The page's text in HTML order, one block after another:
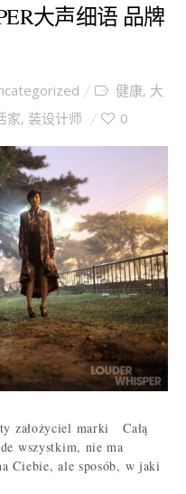
大声细语 品牌
健康, 大
家, 装设计师 0
założyciel marki Całą
wszystkim, nie ma
Ciebie, ale sposób, w jaki